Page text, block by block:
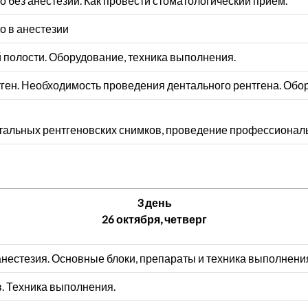
в анестезии
Оборудование, техника выполнения.
Необходимость проведения дентального рентгена.
рентгеновских снимков, проведение
3 день
26 октября, четверг
Основные блоки, препараты и техника
Техника выполнения.